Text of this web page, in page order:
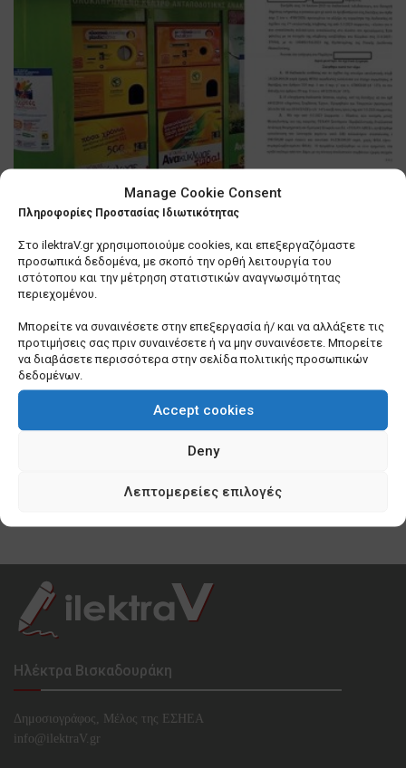
Manage Cookie Consent
Πληροφορίες Προστασίας Ιδιωτικότητας
Στο ilektraV.gr χρησιμοποιούμε cookies, και επεξεργαζόμαστε
προσωπικά δεδομένα, με σκοπό την ορθή λειτουργία του
ιστότοπου και την μέτρηση στατιστικών αναγνωσιμότητας
περιεχομένου.
Μπορείτε να συναινέσετε στην επεξεργασία ή/ και να αλλάξετε τις
προτιμήσεις σας πριν συναινέσετε ή να μην συναινέσετε. Μπορείτε
να διαβάσετε περισσότερα στην σελίδα πολιτικής προσωπικών
δεδομένων.
Accept cookies
Deny
Λεπτομερείες επιλογές
Θεσσαλονίκη: Βιασύνη του
δημάρχου, Κ. Ζέρβα να τακτοποιήσει
… τα «σπιτάκια ανακύκλωσης»
0 SHARES
Λίγα πράγματα που δεν γνωρίζετε για εμένα
0 SHARES
Σε τέλμα οι Υπηρεσίες Δόμησης των Δήμων –
Κυνισμός Μπακογιάννη ακόμη και για τα
0 SHARES
Ηλέκτρα Βισκαδουράκη
Δημοσιογράφος, Μέλος της ΕΣHΕΑ
info@ilektraV.gr